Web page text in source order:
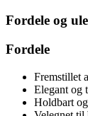
Fordele og
Fordele
Fremstillet
Elegant og
Holdbart